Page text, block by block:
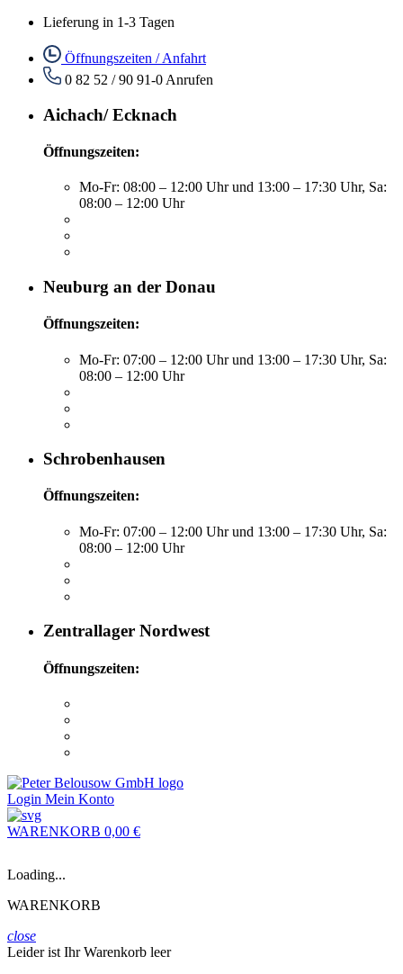
Lieferung in 1-3 Tagen
Öffnungszeiten / Anfahrt
0 82 52 / 90 91-0 Anrufen
Aichach/ Ecknach
Öffnungszeiten:
Mo-Fr: 08:00 – 12:00 Uhr und 13:00 – 17:30 Uhr, Sa:
08:00 – 12:00 Uhr
Neuburg an der Donau
Öffnungszeiten:
Mo-Fr: 07:00 – 12:00 Uhr und 13:00 – 17:30 Uhr, Sa:
08:00 – 12:00 Uhr
Schrobenhausen
Öffnungszeiten:
Mo-Fr: 07:00 – 12:00 Uhr und 13:00 – 17:30 Uhr, Sa:
08:00 – 12:00 Uhr
Zentrallager Nordwest
Öffnungszeiten:
Login Mein Konto
WARENKORB 0,00 €
Loading...
WARENKORB
close
Leider ist Ihr Warenkorb leer